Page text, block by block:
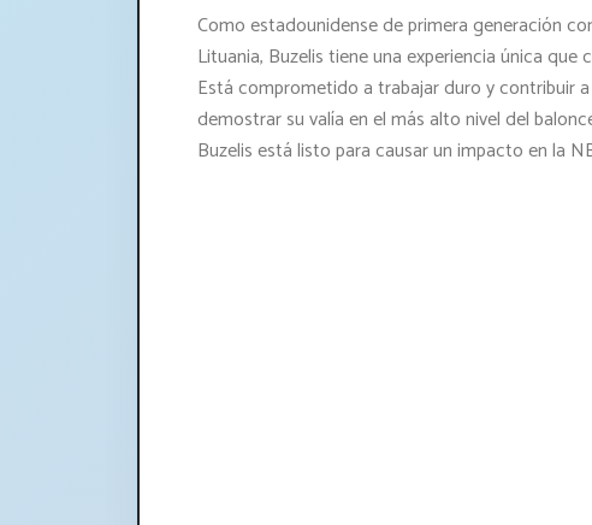
Como estadounidense de primera generación
Lituania, Buzelis tiene una experiencia única
Está comprometido a trabajar duro y contribuir
demostrar su valía en el más alto nivel del
Buzelis está listo para causar un impacto en la